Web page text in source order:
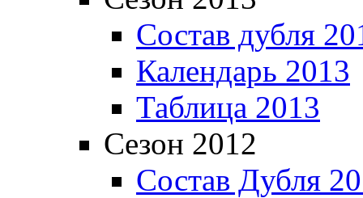
Состав дубля
Календарь 2013
Таблица 2013
Сезон 2012
Состав Дубля